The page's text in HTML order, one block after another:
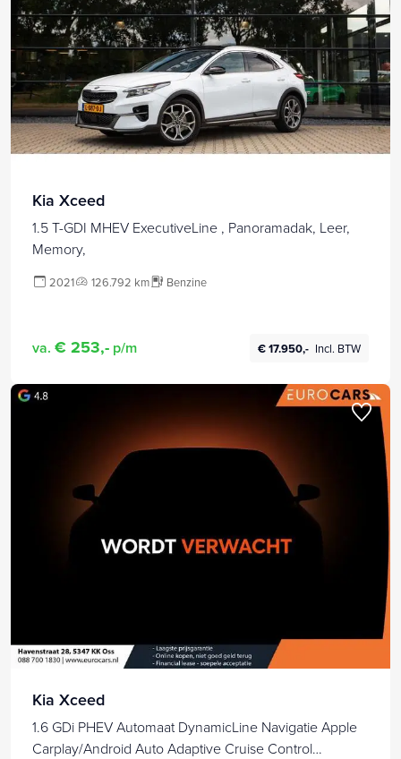
Kia Xceed
1.5 T-GDI MHEV ExecutiveLine , Panoramadak, Leer,
Memory,
2021 126.792 km Benzine
va. € 253,- p/m € 17.950,- Incl. BTW
Kia Xceed
1.6 GDi PHEV Automaat DynamicLine Navigatie Apple
Carplay/Android Auto Adaptive Cruise Control